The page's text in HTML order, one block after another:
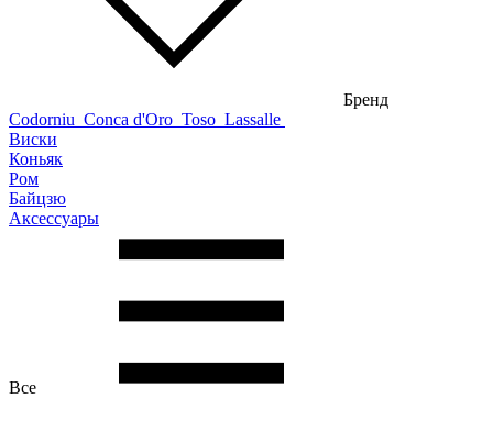
Бренд
Codorniu Conca d'Oro Toso Lassalle
Виски
Коньяк
Ром
Байцзю
Аксессуары
Все